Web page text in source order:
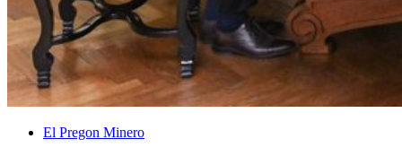
El Pregon Minero